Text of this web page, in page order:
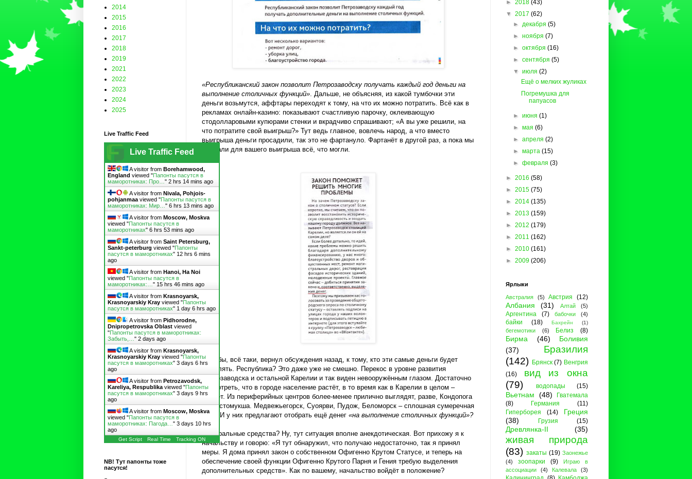
«Республиканский закон позволит Петрозаводску получать каждый год деньги на
выполнение столичных функций» . Дальше, не объясняя, из какой тумбочки эти
деньги возьмутся, аффтары переходят к тому, на что их можно потратить. Всё как в
рекламах онлайн-казино: показывают счастливую парочку, оклеивающую
стодолларовыми купюрами стенки и вкрадчиво спрашивают; «А вы уже решили, на
что потратите свой выигрыш?» Тут ведь главное, вовлечь народ, а что вместо
выигрыша деньги просадили, так это не фартануло. Фартанёт в другой раз, а пока мы
сделали для вашего выигрыша всё, что могли.
Но я бы, всё таки, вернул обсуждения назад, к тому, кто эти самые деньги будет
выделять. Республика? Это даже уже не смешно. Перекос в уровне развития
Петрозаводска и остальной Карелии и так виден невооружённым глазом. Достаточно
посмотреть, что в городе население растёт, в то время как в Карелии в целом –
падает. Из периферийных центров более-менее прилично выглядят, разве, Кондопога
да Костомукша. Медвежьегорск, Суоярви, Пудож, Беломорск – сплошная сумеречная
зона. И у них предлагают отобрать ещё денег «на выполнение столичных функций»?
Федеральные средства? Ну, тут ситуация вполне анекдотическая. Вот прихожу я к
начальству и говорю: «Я тут обнаружил, что получаю недостаточно, так я принял
меры. Я дома принял закон о собственном Офигенно Крутом Статусе, и теперь на
обеспечение своей функции Офигенно Крутого Парня и Гения требую выделения
дополнительных средств». Как по вашему, начальство войдёт в положение?
2014
2015
2016
2017
2018
2019
2021
2022
2023
2024
2025
Live Traffic Feed
Live Traffic Feed
A visitor from Borehamwood,
England viewed "Папонты пасутся в
маморотниках: Про… " 2 hrs 14 mins ago
A visitor from Nivala, Pohjois-
pohjanmaa viewed "Папонты пасутся в
маморотниках: Мир… " 6 hrs 13 mins ago
A visitor from Moscow, Moskva
viewed "Папонты пасутся в
маморотниках" 6 hrs 53 mins ago
A visitor from Saint Petersburg,
Sankt-peterburg viewed "Папонты
пасутся в маморотниках" 12 hrs 6 mins
ago
A visitor from Hanoi, Ha Noi
viewed "Папонты пасутся в
маморотниках:… " 15 hrs 46 mins ago
A visitor from Krasnoyarsk,
Krasnoyarskiy Kray viewed "Папонты
пасутся в маморотниках" 1 day 6 hrs ago
A visitor from Pidhorodne,
Dnipropetrovska Oblast viewed
"Папонты пасутся в маморотниках:
Забыть,… " 2 days ago
A visitor from Krasnoyarsk,
Krasnoyarskiy Kray viewed "Папонты
пасутся в маморотниках" 3 days 6 hrs
ago
A visitor from Petrozavodsk,
Kareliya, Respublika viewed "Папонты
пасутся в маморотниках" 3 days 9 hrs
ago
A visitor from Moscow, Moskva
viewed "Папонты пасутся в
маморотниках: Пагода… " 3 days 10 hrs
ago
Get Script Real Time Tracking ON
NB! Тут папонты тоже
пасутся!
► 2018 (43)
▼ 2017 (62)
►декабря(5)
►ноября(7)
►октября(16)
►сентября(5)
▼июля(2)
Ещё о мелких жуликах
Погремушка для
папуасов
►июня(1)
►мая(6)
►апреля(2)
►марта(15)
►февраля(3)
► 2016 (58)
► 2015 (75)
► 2014 (135)
► 2013 (159)
► 2012 (179)
► 2011 (162)
► 2010 (161)
► 2009 (206)
Ярлыки
Австралия (5) Австрия (12)
Албания (31) Алтай (5)
Аргентина (7) бабочки (4)
байки (18) Бахрейн (1)
бегемотики (6) Белиз (8)
Бирма (46)
Боливия
(37)
Бразилия
(142) Брянск (7) Венгрия
(16)
вид из окна
(79)
водопады (15)
Вьетнам (48)
Гватемала
(8)
Германия
(11)
Гиперборея
(14)
Греция
(38)
Грузия (15)
Древлянка-II (35)
живая природа
(83) закаты (19) Заонежье
(4)
зоопарки (9)
Играю в
ассоциации
(4) Калевала (3)